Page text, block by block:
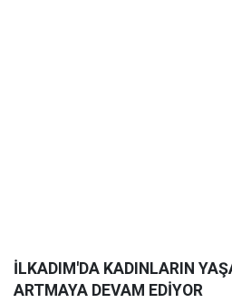
İLKADIM'DA KADINLARIN
ARTMAYA DEVAM EDİYOR